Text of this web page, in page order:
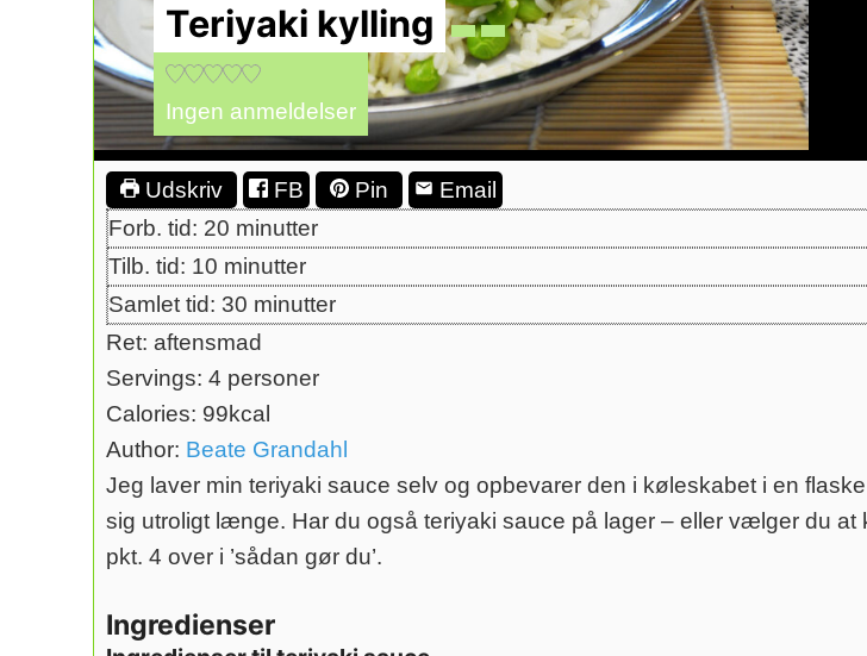
Teriyaki kylling
Ingen anmeldelser
Udskriv FB Pin
Email
Forb. tid: 20 minutter
Tilb. tid: 10 minutter
Samlet tid: 30 minutter
Ret: aftensmad
Servings: 4 personer
Calories: 99kcal
Author: Beate Grandahl
Jeg laver min teriyaki sauce selv og opbevarer den i køleskabet i en
sig utroligt længe. Har du også teriyaki sauce på lager – eller vælger du at
pkt. 4 over i ’sådan gør du’.
Ingredienser